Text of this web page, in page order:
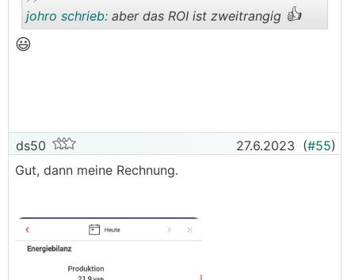
schaut etc
aber er ballert halt nach dem frühstück und nach
dem programmieren des GS den rest in die
johro schrieb: aber das ROI ist zweitrangig 👍
😃
ds50 27.6.2023 (#55)
Gut, dann meine Rechnung.